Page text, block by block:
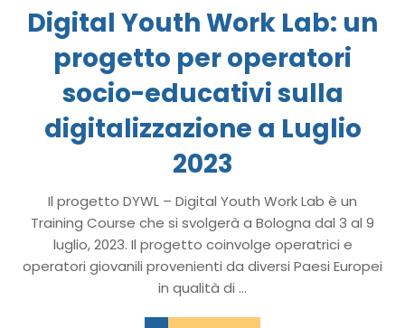
Digital Youth Work Lab: un
progetto per operatori
socio-educativi sulla
digitalizzazione a Luglio
2023
Il progetto DYWL – Digital Youth Work Lab è un
Training Course che si svolgerà a Bologna dal 3 al 9
luglio, 2023. Il progetto coinvolge operatrici e
operatori giovanili provenienti da diversi Paesi Europei
in qualità di ...